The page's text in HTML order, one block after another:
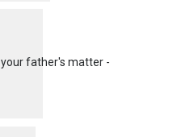
father's matter -